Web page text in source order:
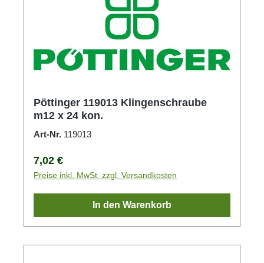
Pöttinger 119013 Klingenschraube
m12 x 24 kon.
Art-Nr. 119013
Regulärer Preis:
7,02 €
Preise inkl. MwSt. zzgl. Versandkosten
In den Warenkorb